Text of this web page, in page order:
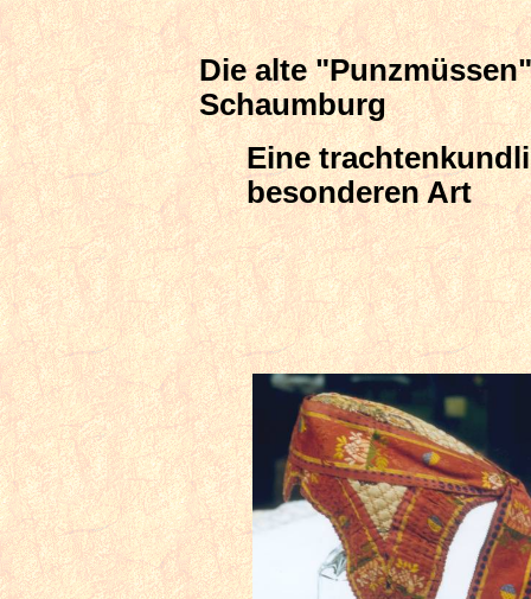
Die alte
Schaumburg
Eine
besonderen Art